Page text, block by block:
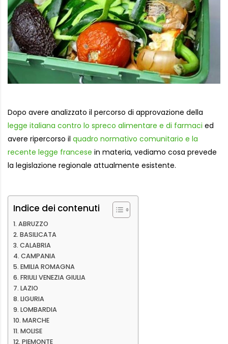
Dopo avere analizzato il percorso di approvazione della
legge italiana contro lo spreco alimentare e di farmaci ed
avere ripercorso il quadro normativo comunitario e la
recente legge francese in materia, vediamo cosa prevede
la legislazione regionale attualmente esistente.
Indice dei contenuti
ABRUZZO
BASILICATA
CALABRIA
CAMPANIA
EMILIA ROMAGNA
FRIULI VENEZIA GIULIA
LAZIO
LIGURIA
LOMBARDIA
MARCHE
MOLISE
PIEMONTE